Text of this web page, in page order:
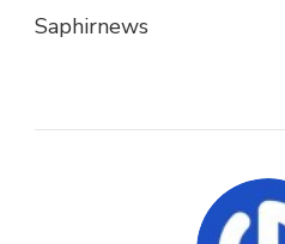
Saphirnews